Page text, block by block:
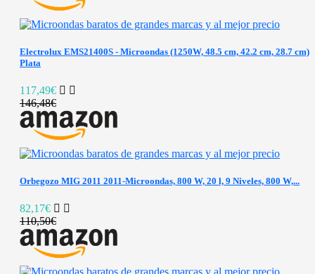
Electrolux EMS21400S - Microondas (1250W, 48.5 cm, 42.2 cm, 28.7 cm)
Plata
117,49€
146,48€
Orbegozo MIG 2011 2011-Microondas, 800 W, 20 l, 9 Niveles, 800 W,...
82,17€
110,50€